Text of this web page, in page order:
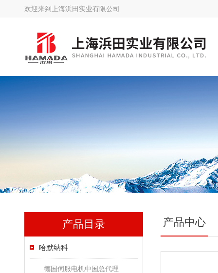
欢迎来到 上海浜田实业有限公司
产品目录
哈默纳科
德国伺服电机中国总代理
产品中心